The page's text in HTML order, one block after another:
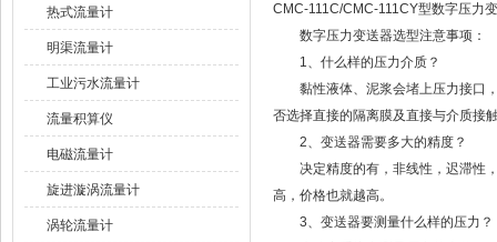
热式流量计
明渠流量计
工业污水流量计
流量积算仪
电磁流量计
旋进漩涡流量计
涡轮流量计
CMC-111C/CMC-111CY型数字压力
数字压力变送器选型注意事项：
1、什么样的压力介质？
黏性液体、泥浆会堵上压力接口，
否选择直接的隔离膜及直接与介质接
2、变送器需要多大的精度？
决定精度的有，非线性，迟滞性，
高，价格也就越高。
3、变送器要测量什么样的压力？